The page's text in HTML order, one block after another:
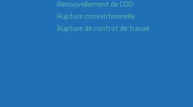
Renouvellement de CDD
Rupture conventionnelle
Rupture de contrat de travail